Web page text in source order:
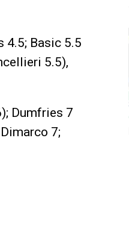
4.5; Basic 5.5
5.5),
Dumfries 7
7;